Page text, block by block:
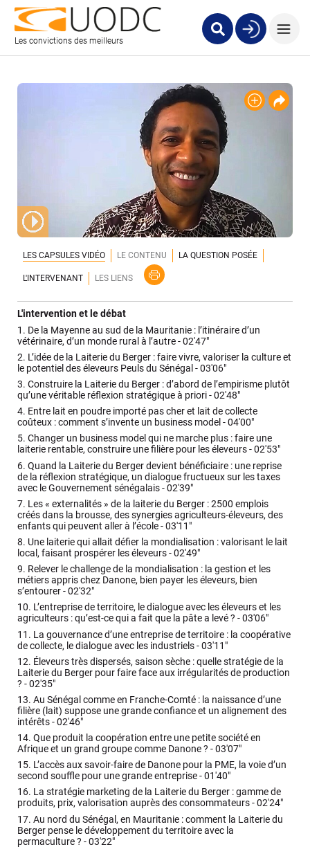
Les convictions des meilleurs
LES CAPSULES VIDÉO LE CONTENU LA QUESTION POSÉE
L'INTERVENANT LES LIENS
L'intervention et le débat
1. De la Mayenne au sud de la Mauritanie : l’itinéraire d’un
vétérinaire, d’un monde rural à l’autre -02'47"
2. L’idée de la Laiterie du Berger : faire vivre, valoriser la culture et
le potentiel des éleveurs Peuls du Sénégal -03'06"
3. Construire la Laiterie du Berger : d’abord de l’empirisme plutôt
qu’une véritable réflexion stratégique à priori -02'48"
4. Entre lait en poudre importé pas cher et lait de collecte
coûteux : comment s’invente un business model -04'00"
5. Changer un business model qui ne marche plus : faire une
laiterie rentable, construire une filière pour les éleveurs -02'53"
6. Quand la Laiterie du Berger devient bénéficiaire : une reprise
de la réflexion stratégique, un dialogue fructueux sur les taxes
avec le Gouvernement sénégalais -02'39"
7. Les « externalités » de la laiterie du Berger : 2500 emplois
créés dans la brousse, des synergies agriculteurs-éleveurs, des
enfants qui peuvent aller à l’école -03'11"
8. Une laiterie qui allait défier la mondialisation : valorisant le lait
local, faisant prospérer les éleveurs -02'49"
9. Relever le challenge de la mondialisation : la gestion et les
métiers appris chez Danone, bien payer les éleveurs, bien
s’entourer -02'32"
10. L’entreprise de territoire, le dialogue avec les éleveurs et les
agriculteurs : qu’est-ce qui a fait que la pâte a levé ? -03'06"
11. La gouvernance d’une entreprise de territoire : la coopérative
de collecte, le dialogue avec les industriels -03'11"
12. Éleveurs très dispersés, saison sèche : quelle stratégie de la
Laiterie du Berger pour faire face aux irrégularités de production
? -02'35"
13. Au Sénégal comme en Franche-Comté : la naissance d’une
filière (lait) suppose une grande confiance et un alignement des
intérêts -02'46"
14. Que produit la coopération entre une petite société en
Afrique et un grand groupe comme Danone ? -03'07"
15. L’accès aux savoir-faire de Danone pour la PME, la voie d’un
second souffle pour une grande entreprise -01'40"
16. La stratégie marketing de la Laiterie du Berger : gamme de
produits, prix, valorisation auprès des consommateurs -02'24"
17. Au nord du Sénégal, en Mauritanie : comment la Laiterie du
Berger pense le développement du territoire avec la
permaculture ? -03'22"